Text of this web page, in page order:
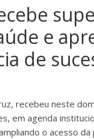
e
de
recebeu neste
em agenda
o acesso